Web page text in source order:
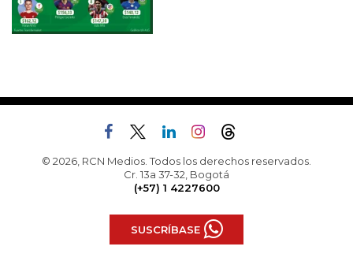
© 2026, RCN Medios. Todos los derechos reservados.
Cr. 13a 37-32, Bogotá
(+57) 1 4227600
SUSCRÍBASE